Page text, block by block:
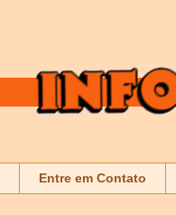
Entre em Contato